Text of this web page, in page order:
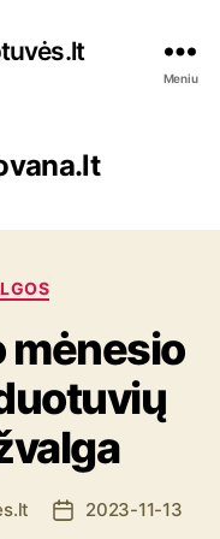
Meniu
mėnesio
Į
2023-11-13